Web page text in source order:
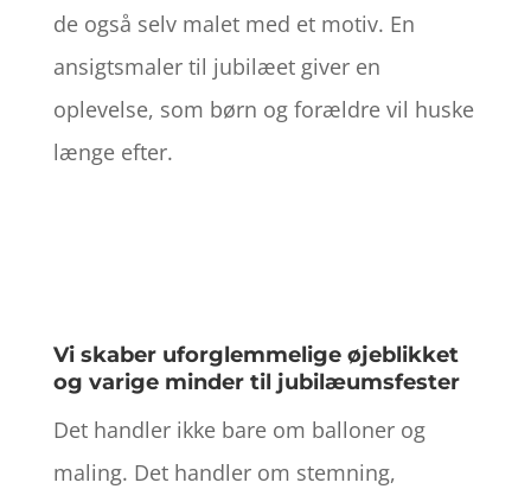
de også selv malet med et motiv. En
ansigtsmaler til jubilæet giver en
oplevelse, som børn og forældre vil huske
længe efter.
Vi skaber uforglemmelige øjeblikket
og varige minder til jubilæumsfester
Det handler ikke bare om balloner og
maling. Det handler om stemning,